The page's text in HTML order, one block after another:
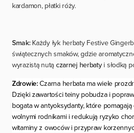
kardamon, płatki róży.
Smak: Każdy łyk herbaty Festive
świątecznych smaków, gdzie
wyrazistą nutą czarnej herbatyi słodką
Zdrowie:Czarna herbata ma wiele
Dzięki zawartości teiny pobudza i
bogata w antyoksydanty, które
wolnymi rodnikami i redukują ryzyko
witaminy z owoców i przypraw